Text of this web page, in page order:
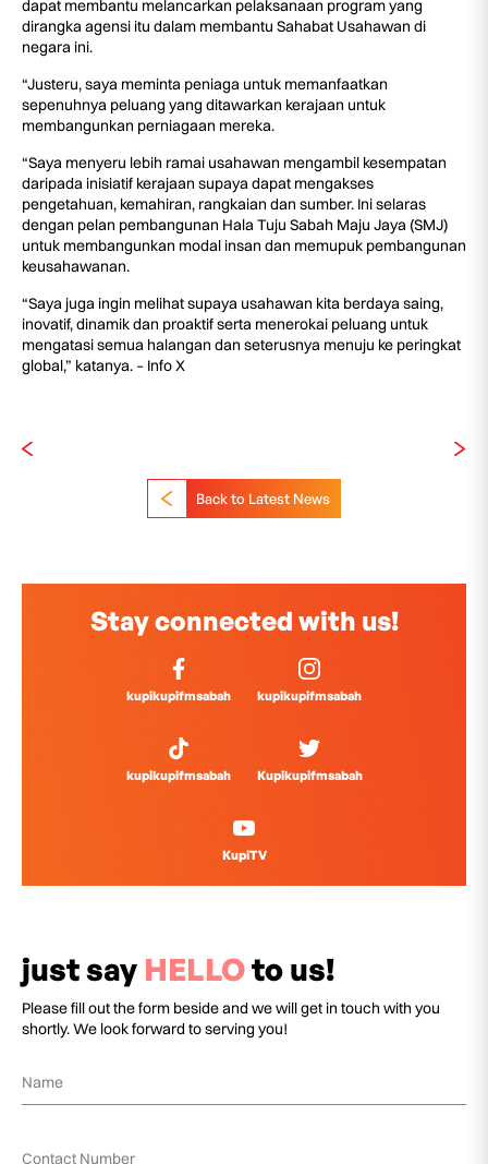
dapat membantu melancarkan pelaksanaan program yang
dirangka agensi itu dalam membantu Sahabat Usahawan di
negara ini.
“Justeru, saya meminta peniaga untuk memanfaatkan
sepenuhnya peluang yang ditawarkan kerajaan untuk
membangunkan perniagaan mereka.
“Saya menyeru lebih ramai usahawan mengambil kesempatan
daripada inisiatif kerajaan supaya dapat mengakses
pengetahuan, kemahiran, rangkaian dan sumber. Ini selaras
dengan pelan pembangunan Hala Tuju Sabah Maju Jaya (SMJ)
untuk membangunkan modal insan dan memupuk pembangunan
keusahawanan.
“Saya juga ingin melihat supaya usahawan kita berdaya saing,
inovatif, dinamik dan proaktif serta menerokai peluang untuk
mengatasi semua halangan dan seterusnya menuju ke peringkat
global,” katanya. – Info X
Back to Latest News
Stay connected with us!
kupikupifmsabah kupikupifmsabah
kupikupifmsabah Kupikupifmsabah
KupiTV
just say HELLOto us!
Please fill out the form beside and we will get in touch with you
shortly. We look forward to serving you!